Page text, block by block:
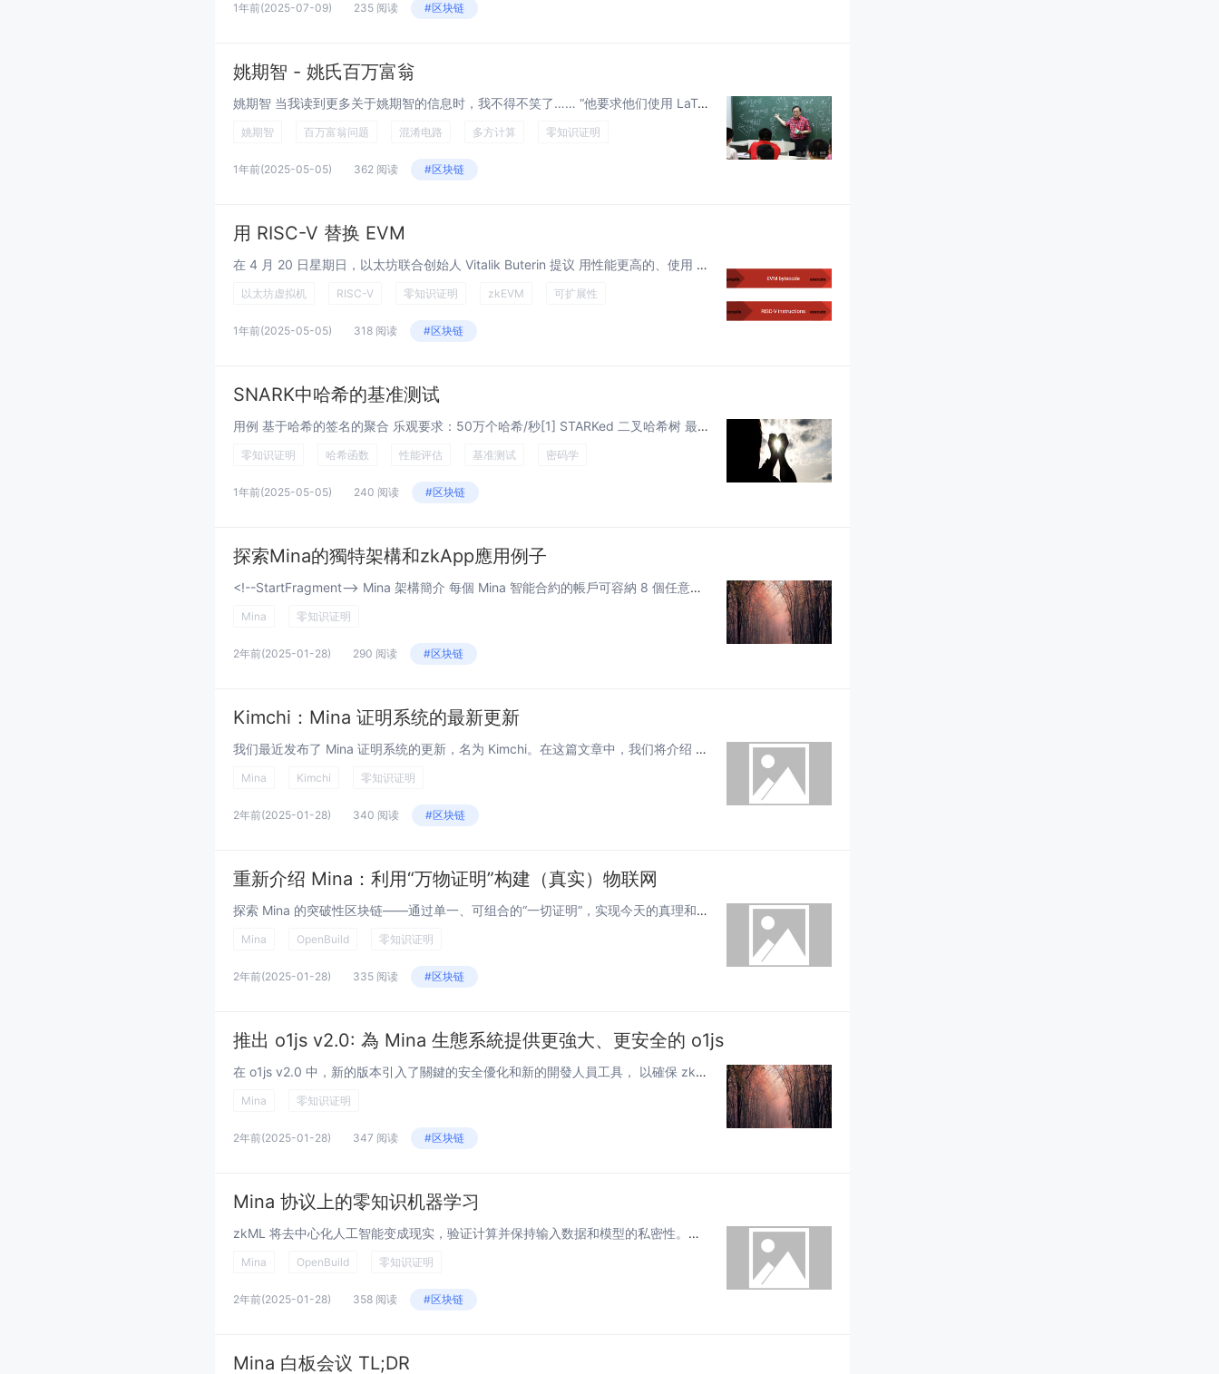
1年前(2025-07-09) 235 阅读 #区块链
姚期智 - 姚氏百万富翁
姚期智 当我读到更多关于姚期智的信息时，我不得不笑了…… “他要求他们使用 LaTeX 编写练习，这是一种专门为撰写论文而设计的软件包。” 我之所以笑，是因为我自己的学生目前也在用 LaTeX 撰写他们的密码学课程作业。...
姚期智 百万富翁问题 混淆电路 多方计算 零知识证明
1年前(2025-05-05) 362 阅读 #区块链
用 RISC-V 替换 EVM
在 4 月 20 日星期日，以太坊联合创始人 Vitalik Buterin 提议 用性能更高的、使用 RISC-V 指令集的执行环境来替代以太坊虚拟机（EVM）。 在这篇文章中，我将解释该提案对以太坊开发路线图和价值主张的影响。 附：...
以太坊虚拟机 RISC-V 零知识证明 zkEVM 可扩展性
1年前(2025-05-05) 318 阅读 #区块链
SNARK中哈希的基准测试
用例 基于哈希的签名的聚合 乐观要求：50万个哈希/秒[1] STARKed 二叉哈希树 最坏情况要求：10万个哈希/秒[2] 要求 后量子友好 可证明的可靠性...
零知识证明 哈希函数 性能评估 基准测试 密码学
1年前(2025-05-05) 240 阅读 #区块链
探索Mina的獨特架構和zkApp應用例子
<!--StartFragment--> Mina 架構簡介 每個 Mina 智能合約的帳戶可容納 8 個任意字段的元素。每個字段的大小大約為 32 個bytes。這看起來可能不多，但考慮到在底層，以太坊使用了類似的機制，其...
Mina 零知识证明
2年前(2025-01-28) 290 阅读 #区块链
Kimchi：Mina 证明系统的最新更新
我们最近发布了 Mina 证明系统的更新，名为 Kimchi。在这篇文章中，我们将介绍 Kimchi 是什么以及它的不同之处。 简介 作者：David Wong，o1Labs 加密工程师，Mina 协议贡献者 我们最近发...
Mina Kimchi 零知识证明
2年前(2025-01-28) 340 阅读 #区块链
重新介绍 Mina：利用“万物证明”构建（真实）物联网
探索 Mina 的突破性区块链——通过单一、可组合的“一切证明”，实现今天的真理和明天的无限可扩展性。 作者：埃文·夏皮罗和库尔特·赫梅克 Mina 的设计有所不同。 随着 2021 年首次发布主网，Mina 实...
Mina OpenBuild 零知识证明
2年前(2025-01-28) 335 阅读 #区块链
推出 o1js v2.0: 為 Mina 生態系統提供更強大、更安全的 o1js
在 o1js v2.0 中，新的版本引入了關鍵的安全優化和新的開發人員工具， 以確保 zkApps 不僅更加強大，而且能更靈活地建立下一代加密應用程式。 幾星期之前，在完成廣泛的外部審計後，Mina官方發布了 o1js v2.0 — 是...
Mina 零知识证明
2年前(2025-01-28) 347 阅读 #区块链
Mina 协议上的零知识机器学习
zkML 将去中心化人工智能变成现实，验证计算并保持输入数据和模型的私密性。了解有关 Mina 即将推出的 ZKML 库的更多信息。 介绍 随着人工智能的不断发展，为数据驱动的决策提供强大的工具，它在与区块链的去中...
Mina OpenBuild 零知识证明
2年前(2025-01-28) 358 阅读 #区块链
Mina 白板会议 TL;DR